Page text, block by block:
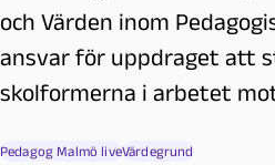
och Värden inom
ansvar för uppdraget att
skolformerna i arbetet
Pedagog Malmö liveVärdegrund